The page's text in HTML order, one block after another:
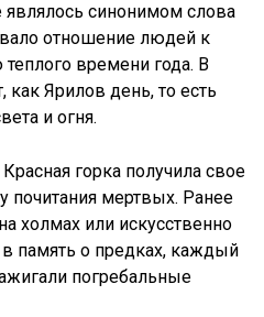
синонимом слова
отношение людей к
времени года. В
Ярилов день, то есть
и огня.
горка получила свое
почитания мертвых. Ранее
холмах или искусственно
память о предках, каждый
погребальные